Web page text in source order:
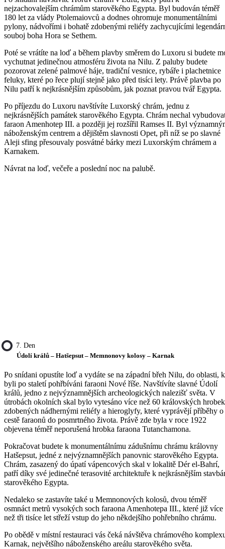
nejzachovalejším chrámům starověkého Egypta. Byl budován téměř
180 let za vlády Ptolemaiovců a dodnes ohromuje monumentálními
pylony, nádvořími i bohatě zdobenými reliéfy zachycujícími
souboj boha Hora se Sethem.
Poté se vrátíte na loď a během plavby směrem do Luxoru si budete
vychutnat jedinečnou atmosféru života na Nilu. Z paluby budete
pozorovat zelené palmové háje, tradiční vesnice, rybáře i plachetnice
feluky, které po řece plují stejně jako před tisíci lety. Právě plavba po
Nilu patří k nejkrásnějším způsobům, jak poznat pravou tvář Egypta.
Po příjezdu do Luxoru navštívíte Luxorský chrám, jednu z
nejkrásnějších památek starověkého Egypta. Chrám nechal
faraon Amenhotep III. a později jej rozšířil Ramses II. Byl
náboženským centrem a dějištěm slavnosti Opet, při níž se po slavné
Aleji sfing přesouvaly posvátné bárky mezi Luxorským chrámem a
Karnakem.
Návrat na loď, večeře a poslední noc na palubě.
7. Den
Údolí králů – Hatšepsut – Memnonovy kolosy – Karnak
Po snídani opustíte loď a vydáte se na západní břeh Nilu, do oblasti,
byli po staletí pohřbíváni faraoni Nové říše. Navštívíte slavné Údolí
králů, jedno z nejvýznamnějších archeologických nalezišť světa. V
útrobách okolních skal bylo vytesáno více než 60 královských hrobek
zdobených nádhernými reliéfy a hieroglyfy, které vyprávějí příběhy o
cestě faraonů do posmrtného života. Právě zde byla v roce 1922
objevena téměř neporušená hrobka faraona Tutanchamona.
Pokračovat budete k monumentálnímu zádušnímu chrámu královny
Hatšepsut, jedné z nejvýznamnějších panovnic starověkého Egypta.
Chrám, zasazený do úpatí vápencových skal v lokalitě Dér el-Bahrí,
patří díky své jedinečné terasovité architektuře k nejkrásnějším
starověkého Egypta.
Nedaleko se zastavíte také u Memnonových kolosů, dvou téměř
osmnáct metrů vysokých soch faraona Amenhotepa III., které již více
než tři tisíce let střeží vstup do jeho někdejšího pohřebního chrámu.
Po obědě v místní restauraci vás čeká návštěva chrámového
Karnak, největšího náboženského areálu starověkého světa.